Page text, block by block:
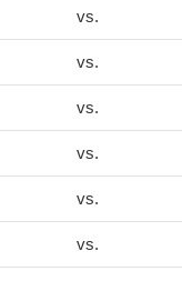
vs.
vs.
vs.
vs.
vs.
vs.